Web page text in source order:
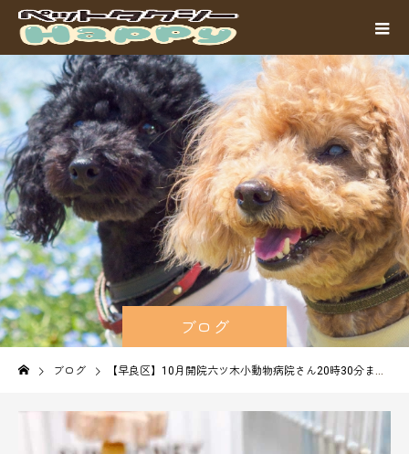
ブログ
ブログ 【早良区】10月開院六ツ木小動物病院さん20時30分まで診療対応｜ペットタクシーHappy